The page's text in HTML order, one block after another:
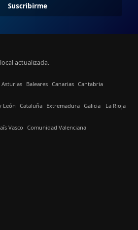
Suscribirme
actualizada.
Asturias Baleares Canarias Cantabria
León Cataluña Extremadura Galicia La Rioja
Vasco Comunidad Valenciana